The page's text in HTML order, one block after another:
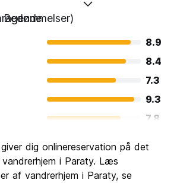
Bedømmelser)
8.9
8.4
7.3
9.3
7.8
dig onlinereservation på det
i Paraty. Læs
af vandrerhjem i Paraty, se